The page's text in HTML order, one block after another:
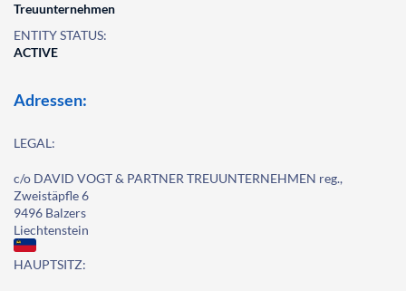
Treuunternehmen
ENTITY STATUS:
ACTIVE
Adressen:
LEGAL:
c/o DAVID VOGT & PARTNER TREUUNTERNEHMEN reg.,
Zweistäpfle 6
9496 Balzers
Liechtenstein
HAUPTSITZ: